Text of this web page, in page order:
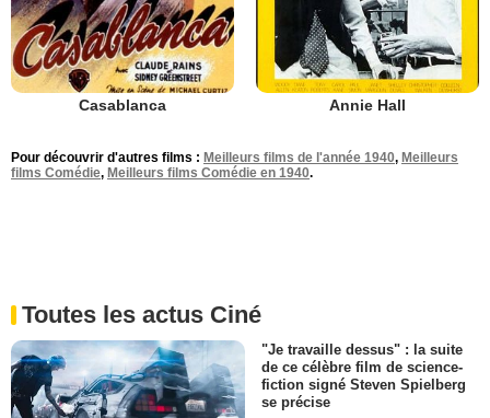
Casablanca Annie Hall
Pour découvrir d'autres films : Meilleurs films de l'année 1940, Meilleurs
films Comédie, Meilleurs films Comédie en 1940.
Toutes les actus Ciné
"Je travaille dessus" : la suite
de ce célèbre film de science-
fiction signé Steven Spielberg
se précise